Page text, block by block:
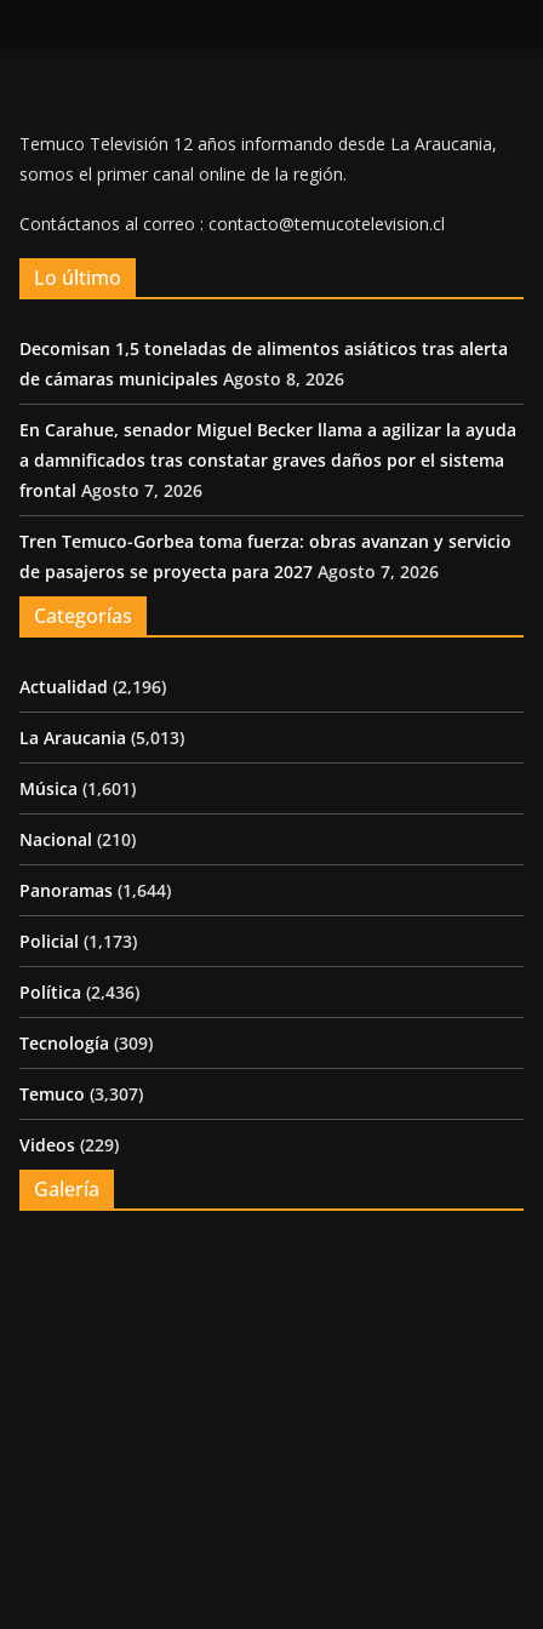
Temuco Televisión 12 años informando desde La Araucania,
somos el primer canal online de la región.
Contáctanos al correo : contacto@temucotelevision.cl
Lo último
Decomisan 1,5 toneladas de alimentos asiáticos tras alerta
de cámaras municipales Agosto 8, 2026
En Carahue, senador Miguel Becker llama a agilizar la ayuda
a damnificados tras constatar graves daños por el sistema
frontal Agosto 7, 2026
Tren Temuco-Gorbea toma fuerza: obras avanzan y servicio
de pasajeros se proyecta para 2027 Agosto 7, 2026
Categorías
Actualidad (2,196)
La Araucania (5,013)
Música (1,601)
Nacional (210)
Panoramas (1,644)
Policial (1,173)
Política (2,436)
Tecnología (309)
Temuco (3,307)
Videos (229)
Galería